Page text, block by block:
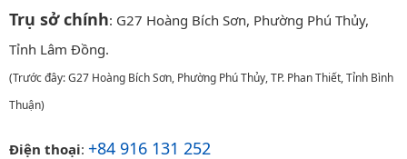
Trụ sở chính: G27 Hoàng Bích Sơn, Phường Phú Thủy,
Tỉnh Lâm Đồng.
(Trước đây: G27 Hoàng Bích Sơn, Phường Phú Thủy, TP. Phan Thiết, Tỉnh Bình
Thuận)
Điện thoại: +84 916 131 252